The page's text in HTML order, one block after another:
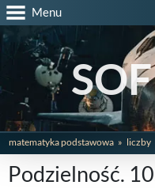
Menu
matematyka podstawowa liczby
Podzielność.